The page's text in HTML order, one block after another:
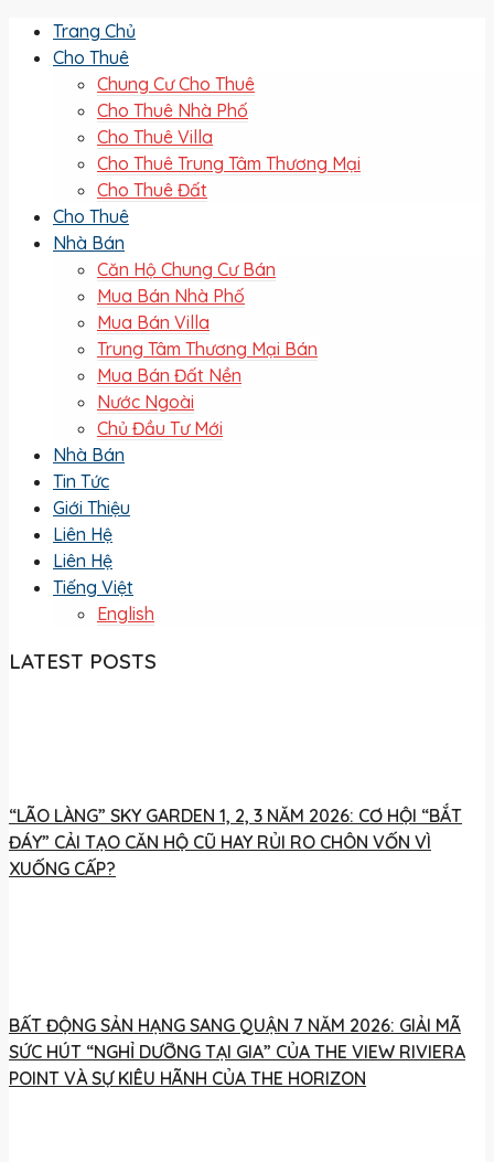
Trang Chủ
Cho Thuê
Chung Cư Cho Thuê
Cho Thuê Nhà Phố
Cho Thuê Villa
Cho Thuê Trung Tâm Thương Mại
Cho Thuê Đất
Cho Thuê
Nhà Bán
Căn Hộ Chung Cư Bán
Mua Bán Nhà Phố
Mua Bán Villa
Trung Tâm Thương Mại Bán
Mua Bán Đất Nền
Nước Ngoài
Chủ Đầu Tư Mới
Nhà Bán
Tin Tức
Giới Thiệu
Liên Hệ
Liên Hệ
Tiếng Việt
English
LATEST POSTS
“LÃO LÀNG” SKY GARDEN 1, 2, 3 NĂM 2026: CƠ HỘI “BẮT
ĐÁY” CẢI TẠO CĂN HỘ CŨ HAY RỦI RO CHÔN VỐN VÌ
XUỐNG CẤP?
BẤT ĐỘNG SẢN HẠNG SANG QUẬN 7 NĂM 2026: GIẢI MÃ
SỨC HÚT “NGHỈ DƯỠNG TẠI GIA” CỦA THE VIEW RIVIERA
POINT VÀ SỰ KIÊU HÃNH CỦA THE HORIZON